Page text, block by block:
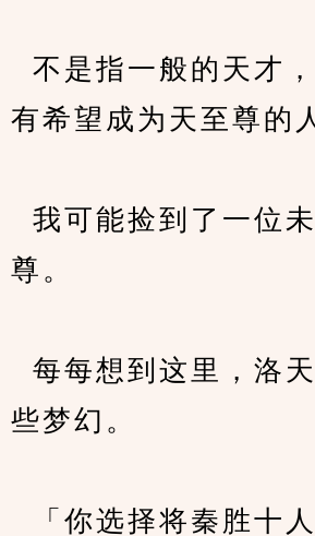
有希望成为天至尊的
尊。
些梦幻。